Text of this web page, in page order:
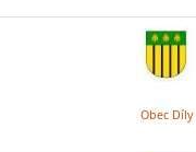
Obec Díly